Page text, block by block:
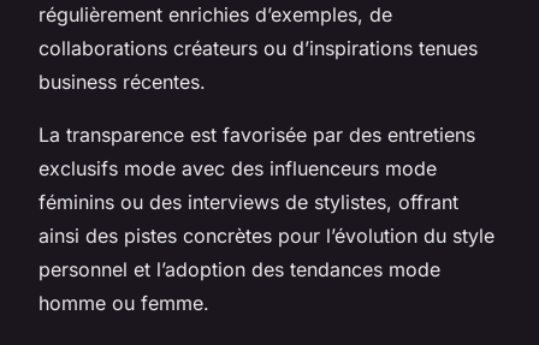
régulièrement enrichies d’exemples, de
collaborations créateurs ou d’inspirations tenues
business récentes.
La transparence est favorisée par des entretiens
exclusifs mode avec des influenceurs mode
féminins ou des interviews de stylistes, offrant
ainsi des pistes concrètes pour l’évolution du style
personnel et l’adoption des tendances mode
homme ou femme.